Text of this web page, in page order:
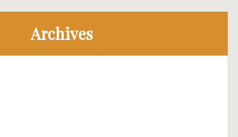
Archives